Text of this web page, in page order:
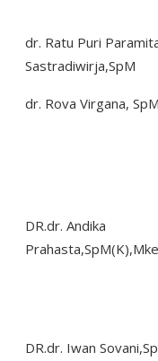
dr. Ratu Puri
Sastradiwirja,SpM
dr. Rova Virgana,
DR.dr. Andika
DR.dr. Iwan